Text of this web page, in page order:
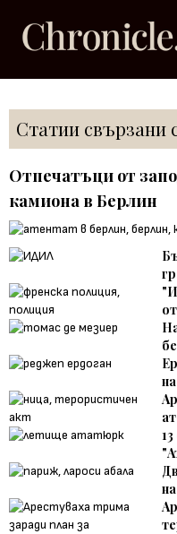
Статии свързани
Отпечатъци от
камиона в Берлин